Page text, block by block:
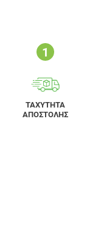
ΤΑΧΥΤΗΤΑ
ΑΠΟΣΤΟΛΗΣ